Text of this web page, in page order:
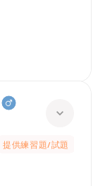
提供練習題/試題